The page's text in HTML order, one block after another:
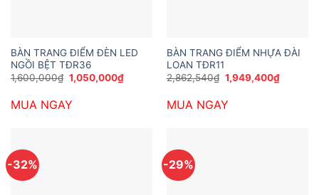
BÀN TRANG ĐIỂM ĐÈN LED
NGỒI BỆT TĐR36
1,600,000₫ Giá
gốc
1,600,000₫.
1,050,000₫Giá
hiện
MUA NGAY
BÀN TRANG ĐIỂM NHỰA ĐÀI
LOAN TĐR11
2,862,540₫ Giá
gốc
2,862,540₫.
1,949,400₫Giá
hiện
MUA NGAY
-32% -29%